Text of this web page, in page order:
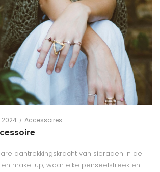
Posted
in
Accessoires
aantrekkingskracht van sieraden In de
make-up, waar elke penseelstreek en